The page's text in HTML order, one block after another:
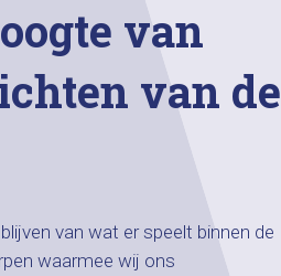
van
van de
van wat er speelt binnen de
waarmee wij ons